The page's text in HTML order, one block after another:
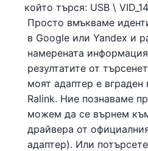
който търся: USB \
Просто вмъкваме
в Google или Yandex и
намерената
резултатите от
моят адаптер е вграден
Ralink. Ние познаваме
можем да се върнем
драйвера от
адаптер). Или